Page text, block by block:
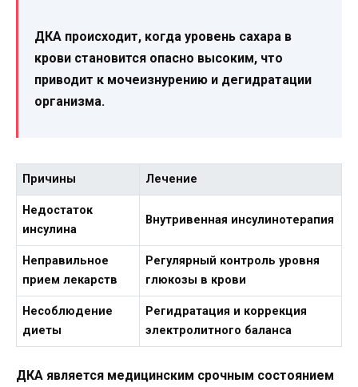
ДКА происходит, когда уровень сахара в
крови становится опасно высоким, что
приводит к мочеизнурению и дегидратации
организма.
Причины Лечение
Недостаток
инсулина
Внутривенная инсулинотерапия
Неправильное
прием лекарств
Регулярный контроль уровня
глюкозы в крови
Несоблюдение
диеты
Регидратация и коррекция
электролитного баланса
ДКА является медицинским срочным состоянием